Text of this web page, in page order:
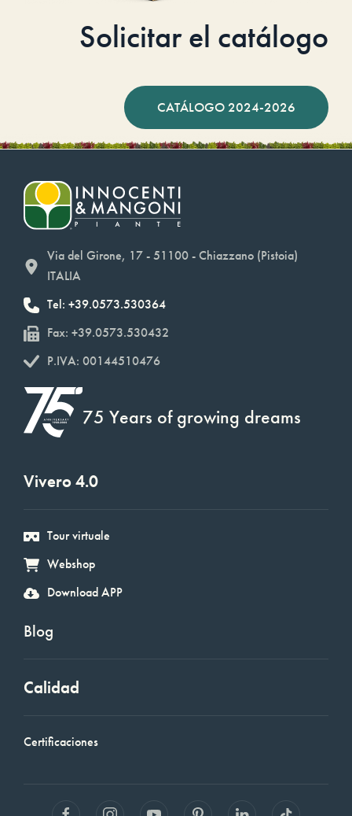
Solicitar el catálogo
CATÁLOGO 2024-2026
Via del Girone, 17 - 51100 - Chiazzano (Pistoia)
ITALIA
Tel: +39.0573.530364
Fax: +39.0573.530432
P.IVA: 00144510476
75 Years of growing dreams
Vivero 4.0
Tour virtuale
Webshop
Download APP
Blog
Calidad
Certificaciones